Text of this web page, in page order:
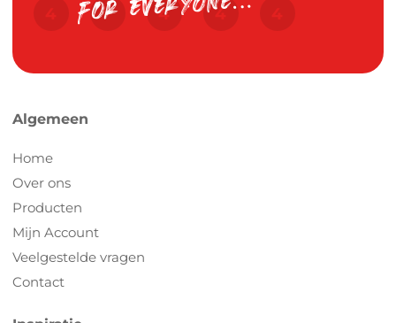
Algemeen
Home
Over ons
Producten
Mijn Account
Veelgestelde vragen
Contact